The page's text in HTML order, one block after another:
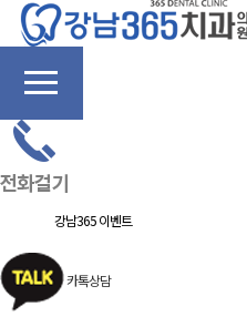
강남365 이벤트
카톡상담